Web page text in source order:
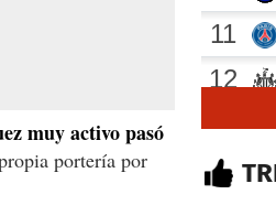
muy activo pasó
portería por